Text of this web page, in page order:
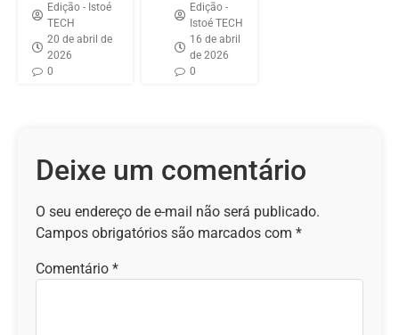
Edição - Istoé
TECH
20 de abril de
2026
0
Edição -
Istoé TECH
16 de abril
de 2026
0
Deixe um comentário
O seu endereço de e-mail não será publicado.
Campos obrigatórios são marcados com *
Comentário *